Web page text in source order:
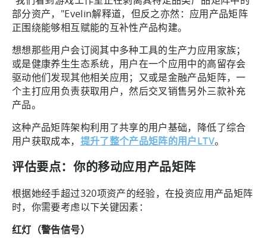
部分资产，"Evelin解释道，但反之亦然：应用产品矩阵
正围绕能够相互赋能的互补性产品构建。
想想那些用户会订阅其中多种工具的生产力应用家族；
或是健康养生生态系统，用户在一个应用中的高留存会
驱动他们发现其他相关应用；又或是金融产品矩阵，一
个主打应用负责获取用户，然后交叉销售另外三款补充
产品。
这种产品矩阵架构利用了共享的用户基础，降低了综合
用户获取成本， 提升了整个产品矩阵的用户LTV。
评估要点：你的移动应用产品矩阵
根据她经手超过320项资产的经验，在投资应用产品矩阵
时，你需要考虑以下关键因素：
红灯（警告信号）